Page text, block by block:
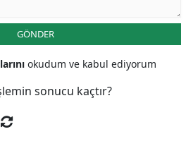
GÖNDER
okudum ve kabul ediyorum
sonucu kaçtır?